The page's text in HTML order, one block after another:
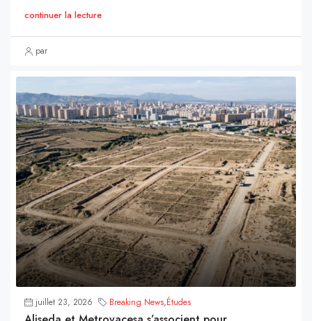
continuer la lecture
par
juillet 23, 2026 Breaking News,Études